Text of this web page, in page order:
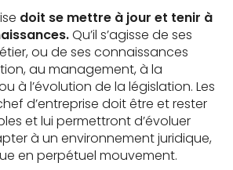
doit se mettre à jour et tenir à
Qu’il s’agisse de ses
ou de ses connaissances
au management, à la
à l’évolution de la législation. Les
d’entreprise doit être et rester
et lui permettront d’évoluer
à un environnement juridique,
en perpétuel mouvement.